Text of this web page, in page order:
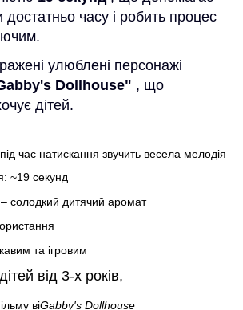
достатньо часу і робить процес
улюблені персонажі
Dollhouse" , що
дітей.
час натискання звучить весела мелодія
~19 секунд
солодкий дитячий аромат
та ігровим
від 3-х років,
віGabby's Dollhouse